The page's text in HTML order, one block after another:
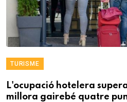
TURISME
L'ocupació hotelera
millora gairebé quatre